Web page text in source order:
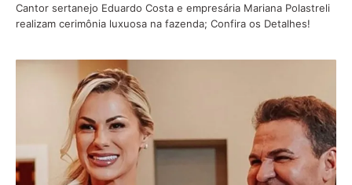
Cantor sertanejo Eduardo Costa e empresária Mariana Polastreli
realizam cerimônia luxuosa na fazenda; Confira os Detalhes!